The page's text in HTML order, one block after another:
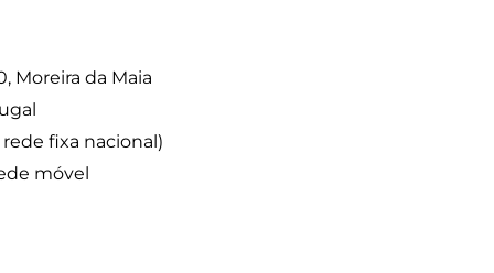
Moreira da Maia
fixa nacional)
móvel